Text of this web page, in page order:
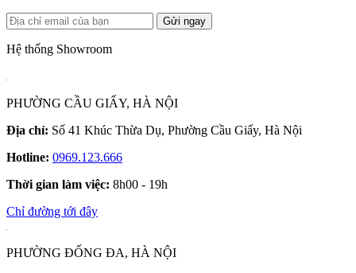
Gửi ngay
Hệ thống Showroom
PHƯỜNG CẦU GIẤY, HÀ NỘI
Địa chỉ: Số 41 Khúc Thừa Dụ, Phường Cầu Giấy, Hà Nội
Hotline: 0969.123.666
Thời gian làm việc: 8h00 - 19h
Chỉ đường tới đây
PHƯỜNG ĐỐNG ĐA, HÀ NỘI